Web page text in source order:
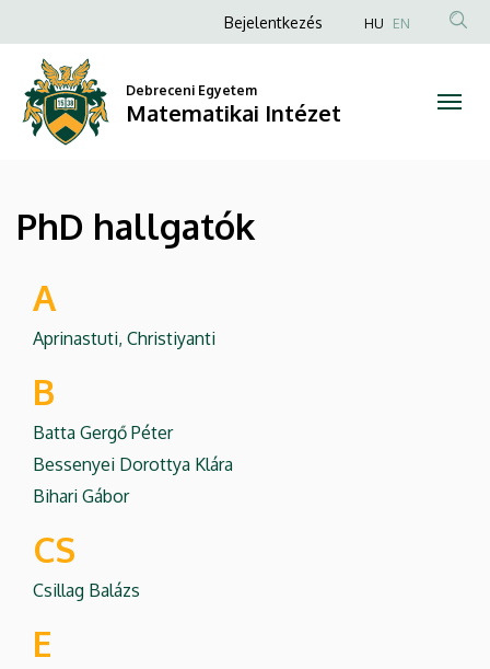
hallgatók
Matematikai
Intézet
a
tartalomra
Anonim
fiók
menüje
Bejelentkezés HU EN
Debreceni Egyetem
Matematikai Intézet
PhD hallgatók
A
Aprinastuti, Christiyanti
B
Batta Gergő Péter
Bessenyei Dorottya Klára
Bihari Gábor
CS
Csillag Balázs
E